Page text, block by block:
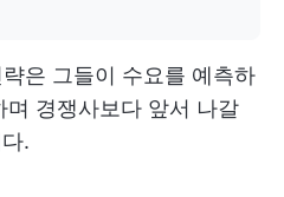
은 그들이 수요를 예측하
경쟁사보다 앞서 나갈
.